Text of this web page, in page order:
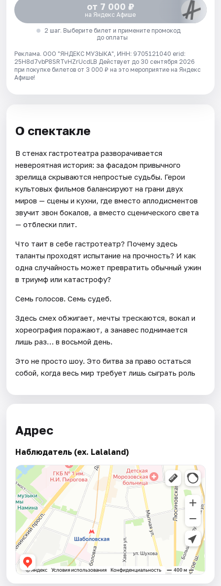
от 7 000 ₽
на Яндекс Афише
2 шаг. Выберите билет и примените промокод
до оплаты
Реклама. ООО "ЯНДЕКС МУЗЫКА", ИНН: 9705121040 erid:
25H8d7vbP8SRTvHZrUcdLB Действует до 30 сентября 2026
при покупке билетов от 3 000 ₽ на это мероприятие на Яндекс
Афише!
О спектакле
В стенах гастротеатра разворачивается
невероятная история: за фасадом привычного
зрелища скрываются непростые судьбы. Герои
культовых фильмов балансируют на грани двух
миров — сцены и кухни, где вместо аплодисментов
звучит звон бокалов, а вместо сценического света
— отблески плит.
Что таит в себе гастротеатр? Почему здесь
таланты проходят испытание на прочность? И как
одна случайность может превратить обычный ужин
в триумф или катастрофу?
Семь голосов. Семь судеб.
Здесь смех обжигает, мечты трескаются, вокал и
хореография поражают, а занавес поднимается
лишь раз… в восьмой день.
Это не просто шоу. Это битва за право остаться
собой, когда весь мир требует лишь сыграть роль
Адрес
Наблюдатель (ex. Lalaland)